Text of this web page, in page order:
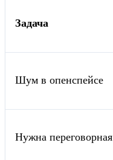
Задача
Шум в опенспейсе
Нужна переговорная